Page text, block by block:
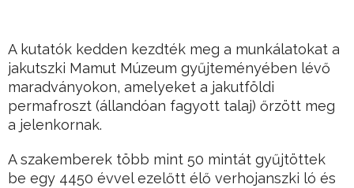
A kutatók kedden kezdték meg a munkálatokat a
jakutszki Mamut Múzeum gyűjteményében lévő
maradványokon, amelyeket a jakutföldi
permafroszt (állandóan fagyott talaj) őrzött meg
a jelenkornak.
A szakemberek több mint 50 mintát gyűjtöttek
be egy 4450 évvel ezelőtt élő verhojanszki ló és